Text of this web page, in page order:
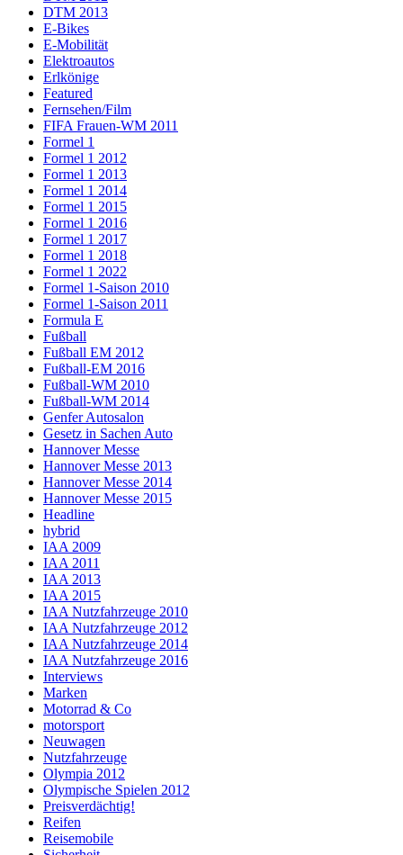
DTM 2013
E-Bikes
E-Mobilität
Elektroautos
Erlkönige
Featured
Fernsehen/Film
FIFA Frauen-WM 2011
Formel 1
Formel 1 2012
Formel 1 2013
Formel 1 2014
Formel 1 2015
Formel 1 2016
Formel 1 2017
Formel 1 2018
Formel 1 2022
Formel 1-Saison 2010
Formel 1-Saison 2011
Formula E
Fußball
Fußball EM 2012
Fußball-EM 2016
Fußball-WM 2010
Fußball-WM 2014
Genfer Autosalon
Gesetz in Sachen Auto
Hannover Messe
Hannover Messe 2013
Hannover Messe 2014
Hannover Messe 2015
Headline
hybrid
IAA 2009
IAA 2011
IAA 2013
IAA 2015
IAA Nutzfahrzeuge 2010
IAA Nutzfahrzeuge 2012
IAA Nutzfahrzeuge 2014
IAA Nutzfahrzeuge 2016
Interviews
Marken
Motorrad & Co
motorsport
Neuwagen
Nutzfahrzeuge
Olympia 2012
Olympische Spielen 2012
Preisverdächtig!
Reifen
Reisemobile